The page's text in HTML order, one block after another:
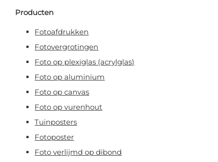
Producten
Fotoafdrukken
Fotovergrotingen
Foto op plexiglas (acrylglas)
Foto op aluminium
Foto op canvas
Foto op vurenhout
Tuinposters
Fotoposter
Foto verlijmd op dibond
Claim korting!
Door je aan te melden, ga je akkoord met het ontvangen van e-mailmarketing